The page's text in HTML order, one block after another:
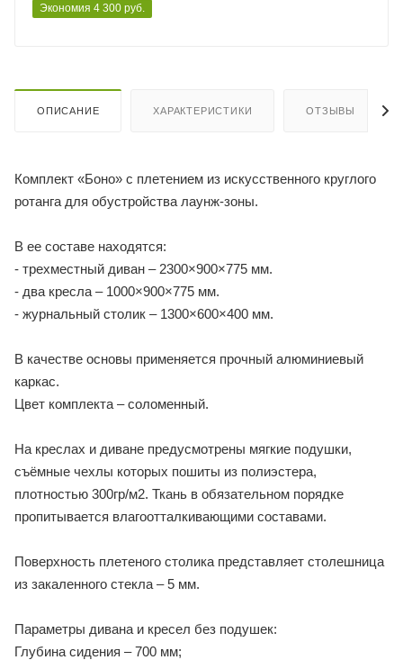
Экономия 4 300руб.
ОПИСАНИЕ ХАРАКТЕРИСТИКИ ОТЗЫВЫ
Комплект «Боно» с плетением из искусственного круглого
ротанга для обустройства лаунж-зоны.
В ее составе находятся:
- трехместный диван – 2300×900×775 мм.
- два кресла – 1000×900×775 мм.
- журнальный столик – 1300×600×400 мм.
В качестве основы применяется прочный алюминиевый
каркас.
Цвет комплекта – соломенный.
На креслах и диване предусмотрены мягкие подушки,
съёмные чехлы которых пошиты из полиэстера,
плотностью 300гр/м2. Ткань в обязательном порядке
пропитывается влагоотталкивающими составами.
Поверхность плетеного столика представляет столешница
из закаленного стекла – 5 мм.
Параметры дивана и кресел без подушек:
Глубина сидения – 700 мм;